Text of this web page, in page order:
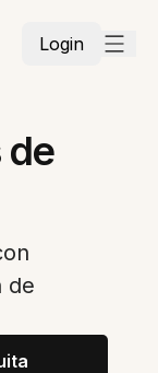
Login
de
de